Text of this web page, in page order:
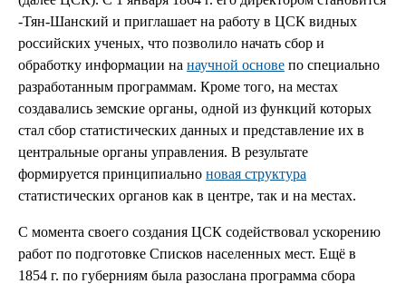
-Тян-Шанский и приглашает на работу в ЦСК видных
российских ученых, что позволило начать сбор и
обработку информации на научной основе по специально
разработанным программам. Кроме того, на местах
создавались земские органы, одной из функций которых
стал сбор статистических данных и представление их в
центральные органы управления. В результате
формируется принципиально новая структура
статистических органов как в центре, так и на местах.
С момента своего создания ЦСК содействовал ускорению
работ по подготовке Списков населенных мест. Ещё в
1854 г. по губерниям была разослана программа сбора